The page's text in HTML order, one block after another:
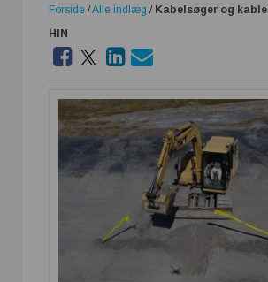
Forside /Alle indlæg / Kabelsøger og
HIN